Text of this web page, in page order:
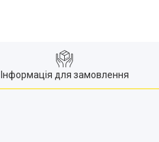
Інформація для замовлення